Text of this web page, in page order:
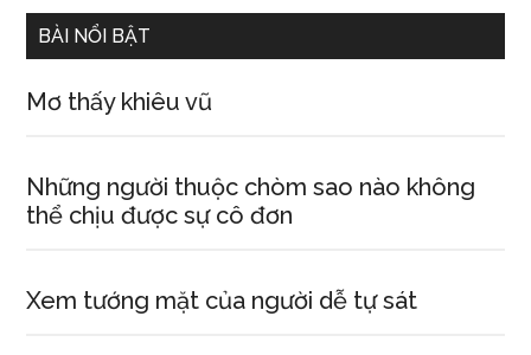
BÀI NỔI BẬT
Mơ thấy khiêu vũ
Những người thuộc chòm sao nào không
thể chịu được sự cô đơn
Xem tướng mặt của người dễ tự sát